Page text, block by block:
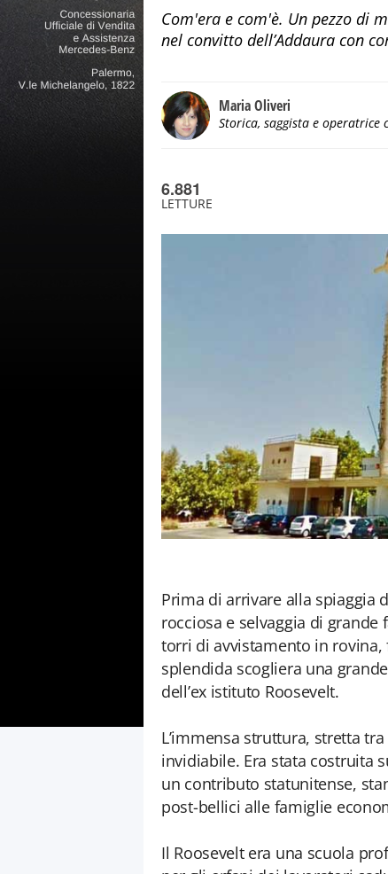
Com'era e com'è. Un pezzo di
nel convitto dell’Addaura con
Maria Oliveri
Storica, saggista e operatrice
6.881
LETTURE
Prima di arrivare alla spiaggia
rocciosa e selvaggia di
torri di avvistamento in
splendida scogliera una
dell’ex istituto Roosevelt.
L’immensa struttura, stretta
invidiabile. Era stata costruita
un contributo statunitense,
post-bellici alle famiglie
Il Roosevelt era una scuola